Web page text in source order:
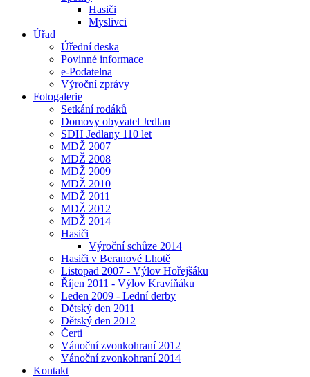
Hasiči
Myslivci
Úřad
Úřední deska
Povinné informace
e-Podatelna
Výroční zprávy
Fotogalerie
Setkání rodáků
Domovy obyvatel Jedlan
SDH Jedlany 110 let
MDŽ 2007
MDŽ 2008
MDŽ 2009
MDŽ 2010
MDŽ 2011
MDŽ 2012
MDŽ 2014
Hasiči
Výroční schůze 2014
Hasiči v Beranové Lhotě
Listopad 2007 - Výlov Hořejšáku
Říjen 2011 - Výlov Kravíňáku
Leden 2009 - Lední derby
Dětský den 2011
Dětský den 2012
Čerti
Vánoční zvonkohraní 2012
Vánoční zvonkohraní 2014
Kontakt